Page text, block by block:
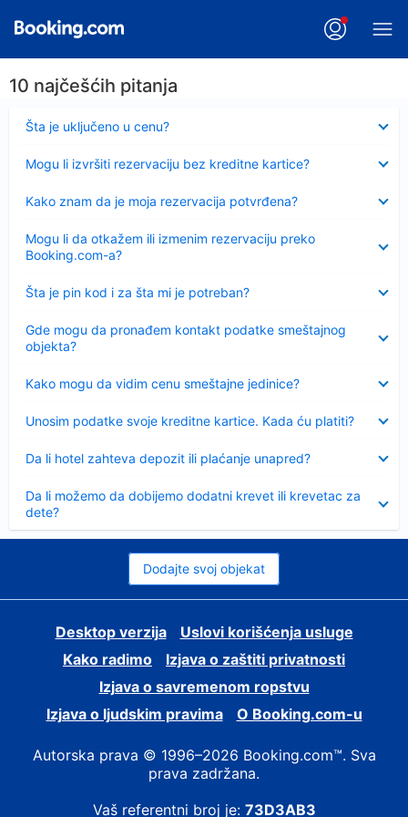
10 najčešćih pitanja
Šta je uključeno u cenu?
Sažeto
Mogu li izvršiti rezervaciju bez kreditne kartice?
Kako znam da je moja rezervacija potvrđena?
Mogu li da otkažem ili izmenim rezervaciju preko
Booking.com-a?
Šta je pin kod i za šta mi je potreban?
Sažeto
Gde mogu da pronađem kontakt podatke smeštajnog
objekta?
Kako mogu da vidim cenu smeštajne jedinice?
Unosim podatke svoje kreditne kartice. Kada ću platiti?
Da li hotel zahteva depozit ili plaćanje unapred?
Da li možemo da dobijemo dodatni krevet ili krevetac za
dete?
Dodajte svoj objekat
Desktop verzija
Uslovi korišćenja usluge
Kako radimo
Izjava o zaštiti privatnosti
Izjava o savremenom ropstvu
Izjava o ljudskim pravima
О Booking.com-u
Autorska prava © 1996–2026 Booking.com™. Sva
prava zadržana.
Vaš referentni broj je: 73D3AB3